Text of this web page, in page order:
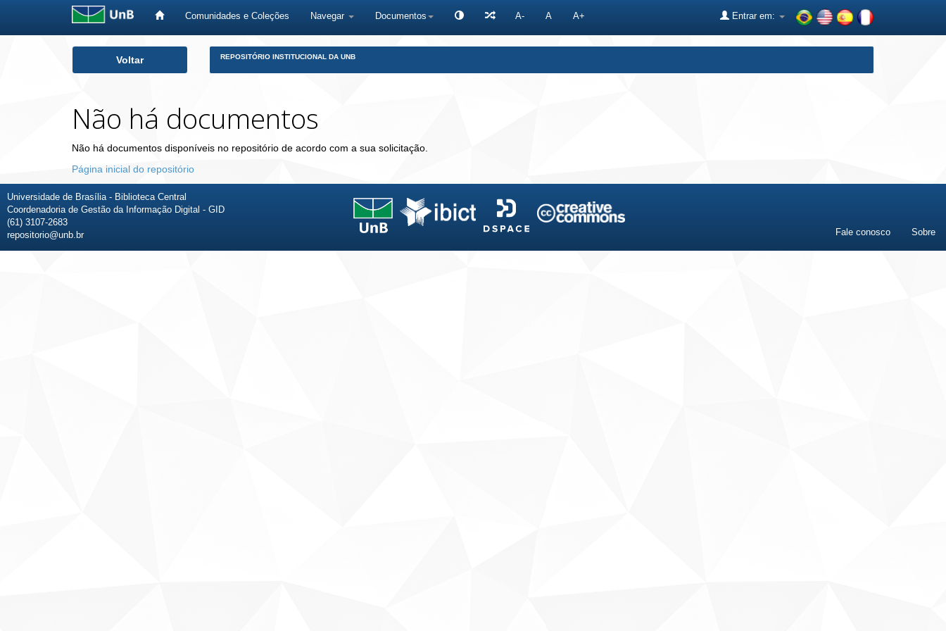
Comunidades e Coleções Navegar Documentos A- A A+ Entrar em:
Voltar REPOSITÓRIO INSTITUCIONAL DA UNB
Não há documentos
Não há documentos disponíveis no repositório de acordo com a sua solicitação.
Página inicial do repositório
Universidade de Brasília - Biblioteca Central
Coordenadoria de Gestão da Informação Digital - GID
(61) 3107-2683
repositorio@unb.br
Fale conosco Sobre